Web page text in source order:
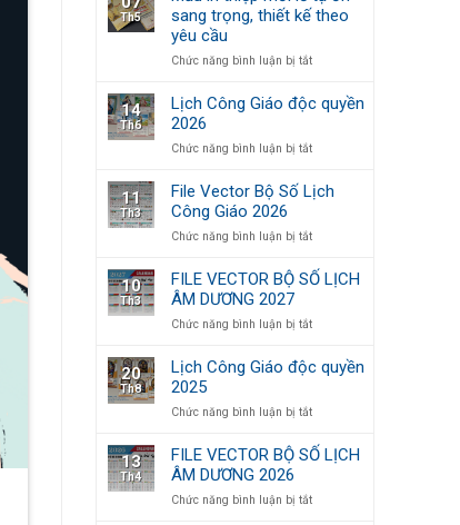
Vector)
BỘ
SỐ
ÂM
Th5
sang trọng, thiết kế theo
yêu cầu
Chức năng bình luận bị tắtở
thiệp
lễ
ơn
sang
thiết
theo
yêu
14
Th6
Lịch Công Giáo độc quyền
2026
Chức năng bình luận bị tắtở
Công
Giáo
quyền
11
Th3
File Vector Bộ Số Lịch
Công Giáo 2026
Chức năng bình luận bị tắtở
Vector
Bộ
Lịch
2026
10
Th3
FILE VECTOR BỘ SỐ LỊCH
ÂM DƯƠNG 2027
Chức năng bình luận bị tắtở
VECTOR
BỘ
LỊCH
DƯƠNG
2027
20
Th8
Lịch Công Giáo độc quyền
2025
Chức năng bình luận bị tắtở
Công
Giáo
quyền
13
Th4
FILE VECTOR BỘ SỐ LỊCH
ÂM DƯƠNG 2026
Chức năng bình luận bị tắtở